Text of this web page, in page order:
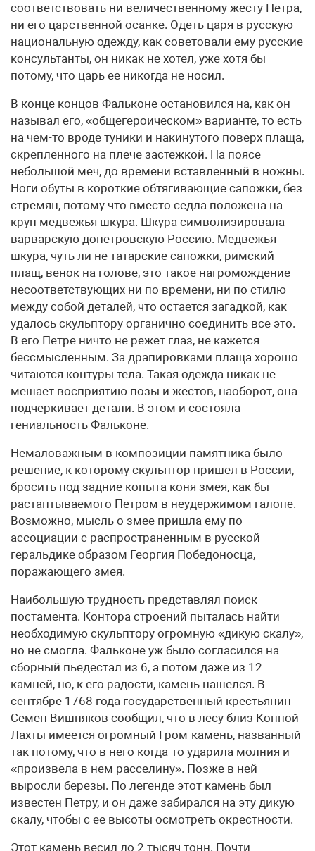
соответствовать ни величественному жесту Петра,
ни его царственной осанке. Одеть царя в русскую
национальную одежду, как советовали ему русские
консультанты, он никак не хотел, уже хотя бы
потому, что царь ее никогда не носил.
В конце концов Фальконе остановился на, как он
называл его, «общегероическом» варианте, то есть
на чем-то вроде туники и накинутого поверх плаща,
скрепленного на плече застежкой. На поясе
небольшой меч, до времени вставленный в ножны.
Ноги обуты в короткие обтягивающие сапожки, без
стремян, потому что вместо седла положена на
круп медвежья шкура. Шкура символизировала
варварскую допетровскую Россию. Медвежья
шкура, чуть ли не татарские сапожки, римский
плащ, венок на голове, это такое нагромождение
несоответствующих ни по времени, ни по стилю
между собой деталей, что остается загадкой, как
удалось скульптору органично соединить все это.
В его Петре ничто не режет глаз, не кажется
бессмысленным. За драпировками плаща хорошо
читаются контуры тела. Такая одежда никак не
мешает восприятию позы и жестов, наоборот, она
подчеркивает детали. В этом и состояла
гениальность Фальконе.
Немаловажным в композиции памятника было
решение, к которому скульптор пришел в России,
бросить под задние копыта коня змея, как бы
растаптываемого Петром в неудержимом галопе.
Возможно, мысль о змее пришла ему по
ассоциации с распространенным в русской
геральдике образом Георгия Победоносца,
поражающего змея.
Наибольшую трудность представлял поиск
постамента. Контора строений пыталась найти
необходимую скульптору огромную «дикую скалу»,
но не смогла. Фальконе уж было согласился на
сборный пьедестал из 6, а потом даже из 12
камней, но, к его радости, камень нашелся. В
сентябре 1768 года государственный крестьянин
Семен Вишняков сообщил, что в лесу близ Конной
Лахты имеется огромный Гром-камень, названный
так потому, что в него когда-то ударила молния и
«произвела в нем расселину». Позже в ней
выросли березы. По легенде этот камень был
известен Петру, и он даже забирался на эту дикую
скалу, чтобы с ее высоты осмотреть окрестности.
Этот камень весил до 2 тысяч тонн. Почти